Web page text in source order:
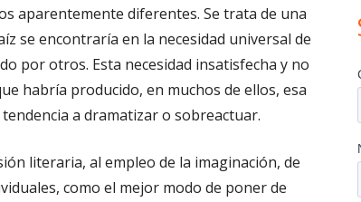
aparentemente diferentes. Se trata de una
se encontraría en la necesidad universal de
por otros. Esta necesidad insatisfecha y no
habría producido, en muchos de ellos, esa
a dramatizar o sobreactuar.
literaria, al empleo de la imaginación, de
como el mejor modo de poner de